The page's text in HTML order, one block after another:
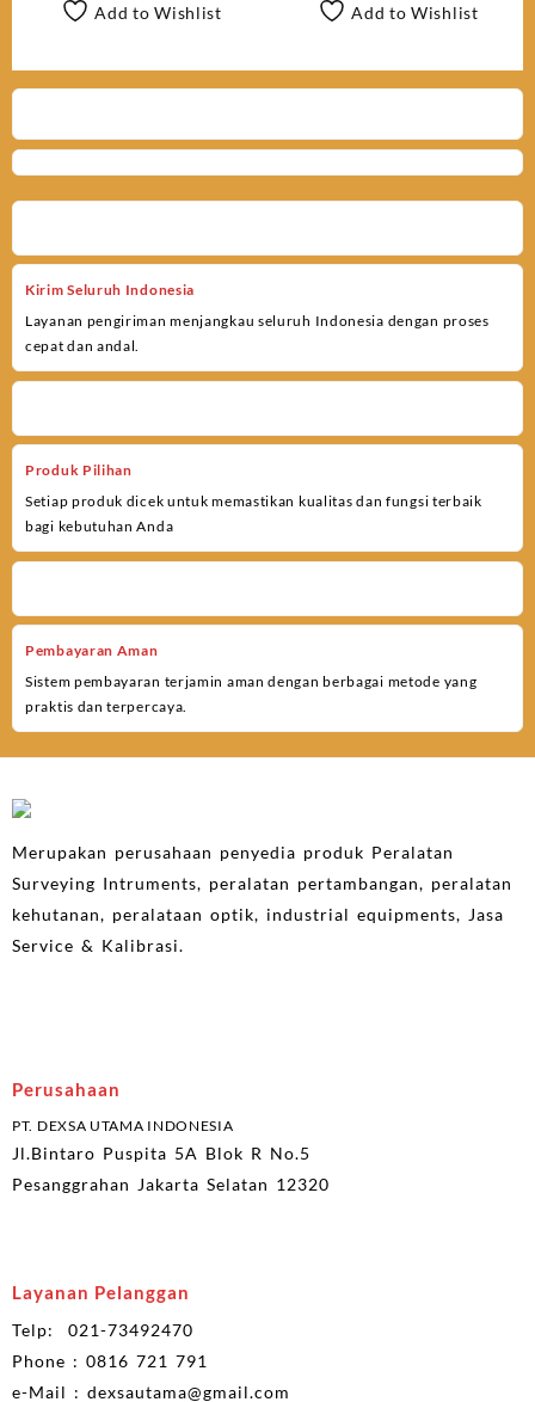
Add to Wishlist Add to Wishlist
Kirim Seluruh Indonesia
Layanan pengiriman menjangkau seluruh Indonesia dengan proses
cepat dan andal.
Produk Pilihan
Setiap produk dicek untuk memastikan kualitas dan fungsi terbaik
bagi kebutuhan Anda
Pembayaran Aman
Sistem pembayaran terjamin aman dengan berbagai metode yang
praktis dan terpercaya.
Merupakan perusahaan penyedia produk Peralatan
Surveying Intruments, peralatan pertambangan, peralatan
kehutanan, peralataan optik, industrial equipments, Jasa
Service & Kalibrasi.
Perusahaan
PT. DEXSA UTAMA INDONESIA
Jl.Bintaro Puspita 5A Blok R No.5
Pesanggrahan Jakarta Selatan 12320
Layanan Pelanggan
Telp: 021-73492470
Phone : 0816 721 791
e-Mail : dexsautama@gmail.com